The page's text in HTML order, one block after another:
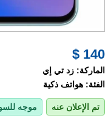
140 $
الماركة: زد تي إي
الفئة: هواتف ذكية
تم الإعلان عنه موجه